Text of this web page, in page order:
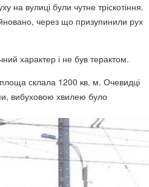
на вулиці були чутне тріскотіння.
через що призупинили рух
характер і не був терактом.
склала 1200 кв. м. Очевидці
вибуховою хвилею було